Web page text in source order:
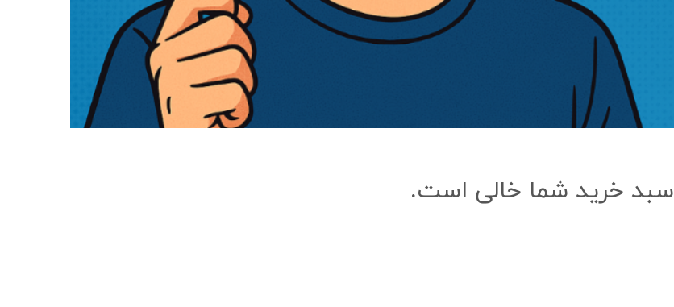
سبد خرید شما خالی است.